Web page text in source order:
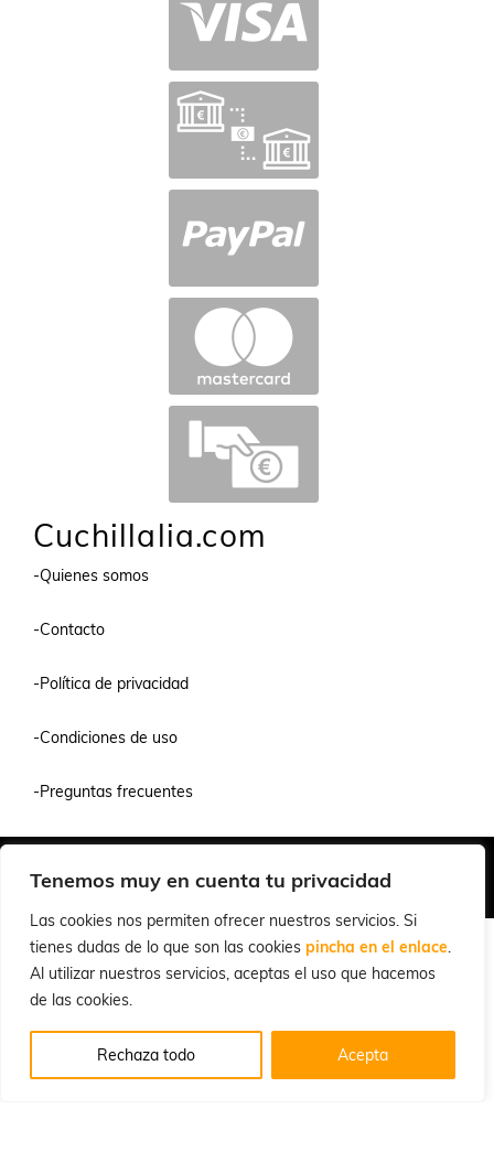
Tenemos muy en cuenta tu privacidad
Las cookies nos permiten ofrecer nuestros servicios. Si
tienes dudas de lo que son las cookies pincha en el enlace.
Al utilizar nuestros servicios, aceptas el uso que hacemos
de las cookies.
Rechaza todo Acepta
Cuchillalia.com
-Quienes somos
-Contacto
-Política de privacidad
-Condiciones de uso
-Preguntas frecuentes
© 2026 Cuchillalia.com